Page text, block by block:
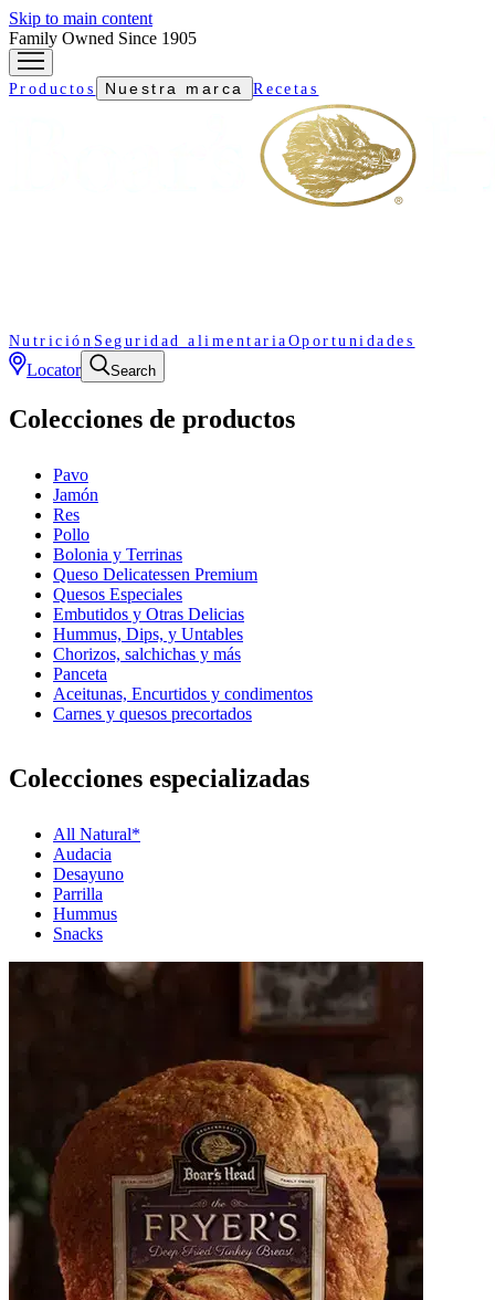
Skip to main content
Family Owned Since 1905
Productos Nuestra marca Recetas
Nutrición Seguridad alimentaria Oportunidades
Locator Search
Colecciones de productos
Pavo
Jamón
Res
Pollo
Bolonia y Terrinas
Queso Delicatessen Premium
Quesos Especiales
Embutidos y Otras Delicias
Hummus, Dips, y Untables
Chorizos, salchichas y más
Panceta
Aceitunas, Encurtidos y condimentos
Carnes y quesos precortados
Colecciones especializadas
All Natural*
Audacia
Desayuno
Parrilla
Hummus
Snacks